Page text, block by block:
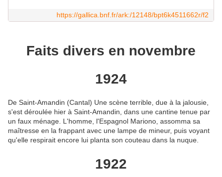
https://gallica.bnf.fr/ark:/12148/bpt6k4511662r/f2
Faits divers en novembre
1924
De Saint-Amandin (Cantal) Une scène terrible, due à la jalousie,
s'est déroulée hier à Saint-Amandin, dans une cantine tenue par
un faux ménage. L'homme, l'Espagnol Mariono, assomma sa
maîtresse en la frappant avec une lampe de mineur, puis voyant
qu'elle respirait encore lui planta son couteau dans la nuque.
1922